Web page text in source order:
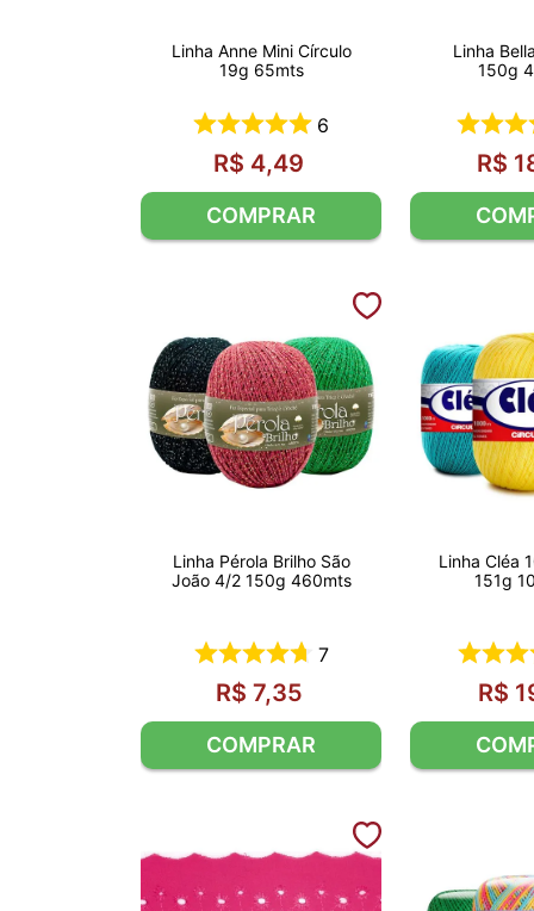
Linha Anne Mini Círculo
19g 65mts
6
R$ 4,49
COMPRAR
Linha
150g
R$
Linha Pérola Brilho São
João 4/2 150g 460mts
7
R$ 7,35
COMPRAR
Linha Cléa
151g
R$